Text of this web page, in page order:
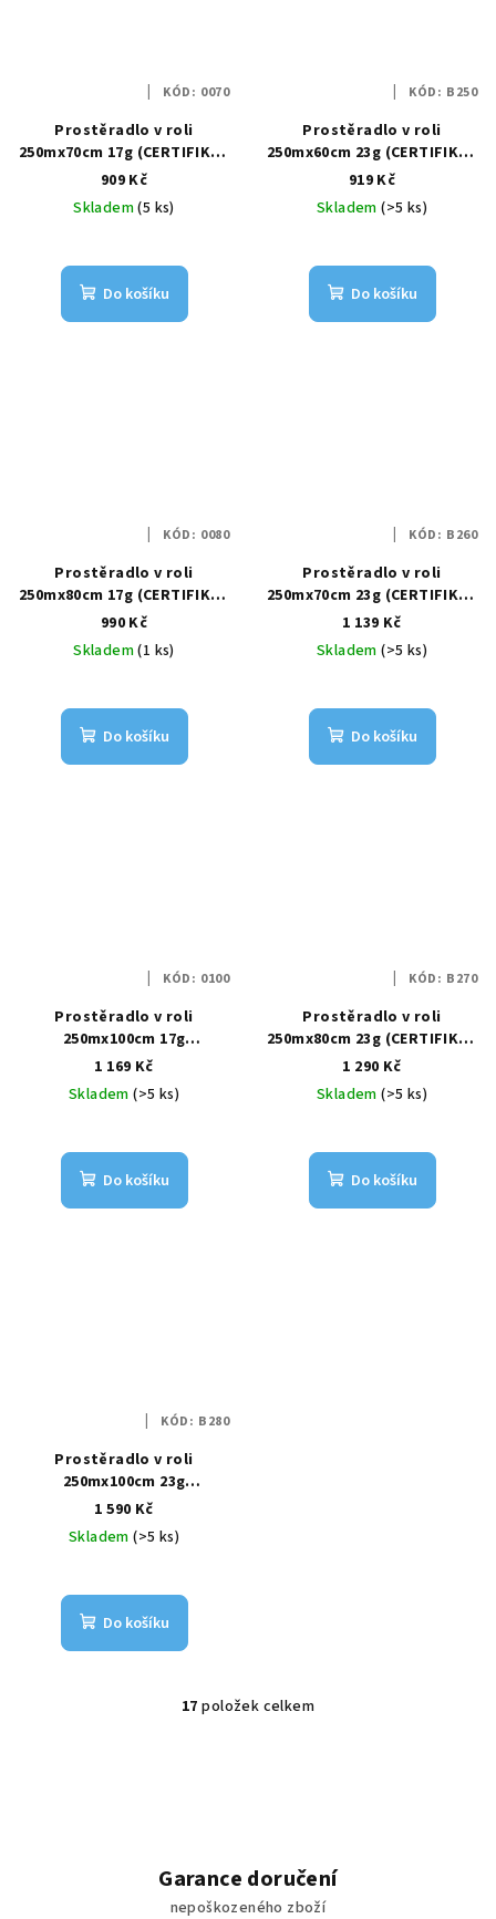
Prostěradlo v roli
250mx70cm 17g (CERTIFIKÁT
SZÚ)
909 Kč
Skladem(5 ks)
Do košíku
KÓD: 0070
Prostěradlo v roli
250mx60cm 23g (CERTIFIKÁT
SZÚ)
919 Kč
Skladem(>5 ks)
Do košíku
KÓD: B250
Prostěradlo v roli
250mx80cm 17g (CERTIFIKÁT
SZÚ)
990 Kč
Skladem(1 ks)
Do košíku
KÓD: 0080
Prostěradlo v roli
250mx70cm 23g (CERTIFIKÁT
SZÚ)
1 139 Kč
Skladem(>5 ks)
Do košíku
KÓD: B260
Prostěradlo v roli
250mx100cm 17g
(CERTIFIKÁT SZÚ)
1 169 Kč
Skladem(>5 ks)
Do košíku
KÓD: 0100
Prostěradlo v roli
250mx80cm 23g (CERTIFIKÁT
SZÚ)
1 290 Kč
Skladem(>5 ks)
Do košíku
KÓD: B270
Prostěradlo v roli
250mx100cm 23g
(CERTIFIKÁT SZÚ)
1 590 Kč
Skladem(>5 ks)
Do košíku
KÓD: B280
O
c
17 položek celkem
Garance doručení
nepoškozeného zboží